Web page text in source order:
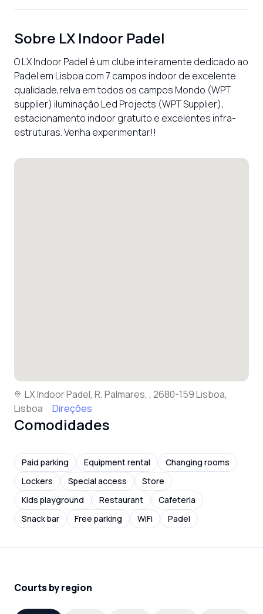
Sobre LX Indoor Padel
O LX Indoor Padel é um clube inteiramente dedicado ao
Padel em Lisboa com 7 campos indoor de excelente
qualidade,relva em todos os campos Mondo (WPT
supplier) iluminação Led Projects (WPT Supplier),
estacionamento indoor gratuito e excelentes infra-
estruturas. Venha experimentar!!
LX Indoor Padel, R. Palmares, , 2680-159 Lisboa,
Lisboa
Direções
Comodidades
Paid parking Equipment rental
Changing rooms
Lockers
Special access
Store
Kids playground
Restaurant
Cafeteria
Snack bar
Free parking WiFi Padel
Courts by region